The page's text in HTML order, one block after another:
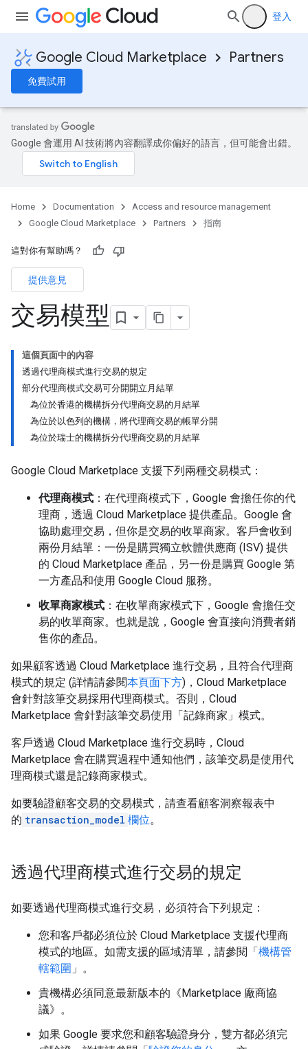
登入
Google Cloud Marketplace Partners
免費試用
Google 會運用 AI 技術將內容翻譯成你偏好的語言，但可能會出錯。
Home Documentation
Access and resource management
Google Cloud Marketplace
Partners 指南
這對你有幫助嗎？
提供意見
交易模型
這個頁面中的內容
透過代理商模式進行交易的規定
部分代理商模式交易可分開開立月結單
為位於香港的機構拆分代理商交易的月結單
為位於以色列的機構，將代理商交易的帳單分開
為位於瑞士的機構拆分代理商交易的月結單
Google Cloud Marketplace 支援下列兩種交易模式：
代理商模式 ：在代理商模式下，Google 會擔任你的代
理商，透過 Cloud Marketplace 提供產品。Google 會
協助處理交易，但你是交易的收單商家。客戶會收到
兩份月結單：一份是購買獨立軟體供應商 (ISV) 提供
的 Cloud Marketplace 產品，另一份是購買 Google 第
一方產品和使用 Google Cloud 服務。
收單商家模式 ：在收單商家模式下，Google 會擔任交
易的收單商家。也就是說，Google 會直接向消費者銷
售你的產品。
如果顧客透過 Cloud Marketplace 進行交易，且符合代理商
模式的規定 (詳情請參閱本頁面下方)，Cloud Marketplace
會針對該筆交易採用代理商模式。否則，Cloud
Marketplace 會針對該筆交易使用「記錄商家」模式。
客戶透過 Cloud Marketplace 進行交易時，Cloud
Marketplace 會在購買過程中通知他們，該筆交易是使用代
理商模式還是記錄商家模式。
如要驗證顧客交易的交易模式，請查看顧客洞察報表中
的 transaction_model 欄位。
透過代理商模式進行交易的規定
如要透過代理商模式進行交易，必須符合下列規定：
您和客戶都必須位於 Cloud Marketplace 支援代理商
模式的地區。如需支援的區域清單，請參閱「機構管
轄範圍 」。
貴機構必須同意最新版本的《Marketplace 廠商協
議》。
如果 Google 要求您和顧客驗證身分，雙方都必須完